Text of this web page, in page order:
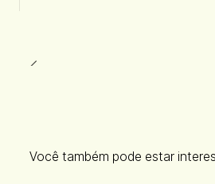
Você também pode estar